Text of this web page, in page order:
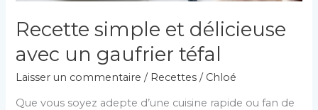
Recette simple et délicieuse
avec un gaufrier téfal
Laisser un commentaire / Recettes / Chloé
Que vous soyez adepte d’une cuisine rapide ou fan de